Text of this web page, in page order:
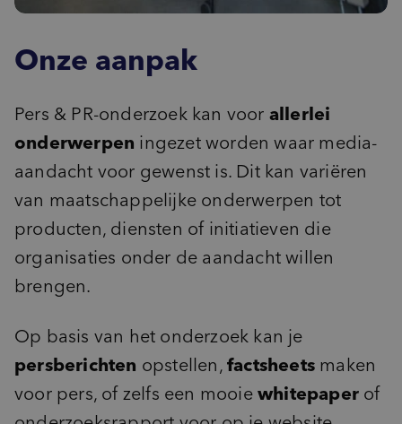
Onze aanpak
Pers & PR-onderzoek kan voor allerlei
onderwerpen ingezet worden waar media-
aandacht voor gewenst is. Dit kan variëren
van maatschappelijke onderwerpen tot
producten, diensten of initiatieven die
organisaties onder de aandacht willen
brengen.
Op basis van het onderzoek kan je
persberichten opstellen,factsheets maken
voor pers, of zelfs een mooie whitepaper of